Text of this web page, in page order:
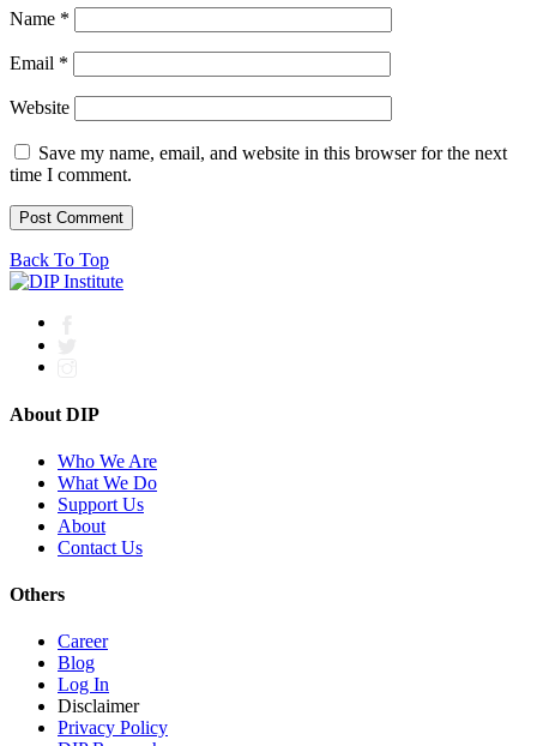
Name *
Email *
Website
Save my name, email, and website in this browser for the next
time I comment.
Back To Top
About DIP
Who We Are
What We Do
Support Us
About
Contact Us
Others
Career
Blog
Log In
Disclaimer
Privacy Policy